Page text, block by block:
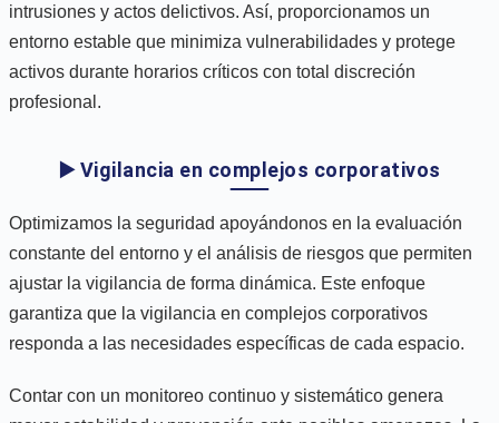
intrusiones y actos delictivos. Así, proporcionamos un
entorno estable que minimiza vulnerabilidades y protege
activos durante horarios críticos con total discreción
profesional.
▶️ Vigilancia en complejos corporativos
Optimizamos la seguridad apoyándonos en la evaluación
constante del entorno y el análisis de riesgos que permiten
ajustar la vigilancia de forma dinámica. Este enfoque
garantiza que la vigilancia en complejos corporativos
responda a las necesidades específicas de cada espacio.
Contar con un monitoreo continuo y sistemático genera